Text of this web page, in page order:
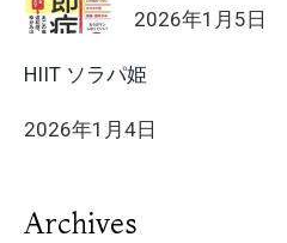
2026年1月5日
HIIT ソラパ姫
2026年1月4日
Archives